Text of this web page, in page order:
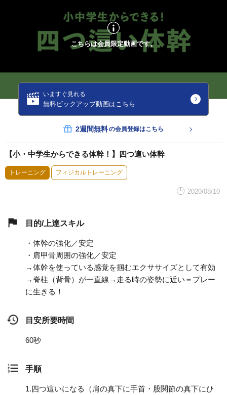
こちらは会員限定動画です。
いますぐ見れる
無料ピックアップ動画はこちら
2週間無料の会員登録はこちら
【小・中学生からできる体幹！】四つ這い体幹
トレーニング フィジカルトレーニング
2020/08/10
目的/上達スキル
・体幹の強化／安定
・肩甲骨周囲の強化／安定
→体幹を使っている感覚を掴むエクササイズとして有効
→脊柱（背骨）が一直線→走る時の姿勢に近い＝プレー
に生きる！
目安所要時間
60秒
手順
1.四つ這いになる（肩の真下に手首・股関節の真下にひ